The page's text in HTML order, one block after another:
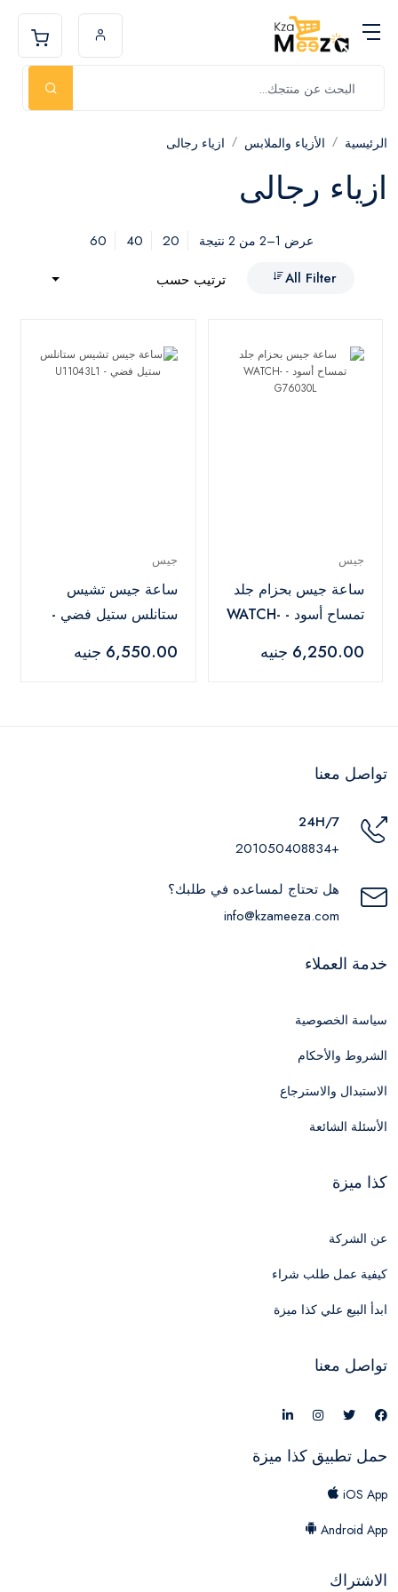
الرئيسية الأزياء والملابس ازياء رجالى
ازياء رجالى
عرض 1–2 من 2 نتيجة 20
40
60
All Filter
ترتيب حسب
جيس
ساعة جيس بحزام جلد
تمساح أسود - WATCH-
6,250.00 جنيه
جيس
ساعة جيس تشيس
ستانلس ستيل فضي -
6,550.00 جنيه
تواصل معنا
24H/7
+201050408834
هل تحتاج لمساعده في طلبك؟
info@kzameeza.com
خدمة العملاء
سياسة الخصوصية
الشروط والأحكام
الاستبدال والاسترجاع
الأسئلة الشائعة
كذا ميزة
عن الشركة
كيفية عمل طلب شراء
ابدأ البيع علي كذا ميزة
تواصل معنا
حمل تطبيق كذا ميزة
iOS App
Android App
الاشتراك